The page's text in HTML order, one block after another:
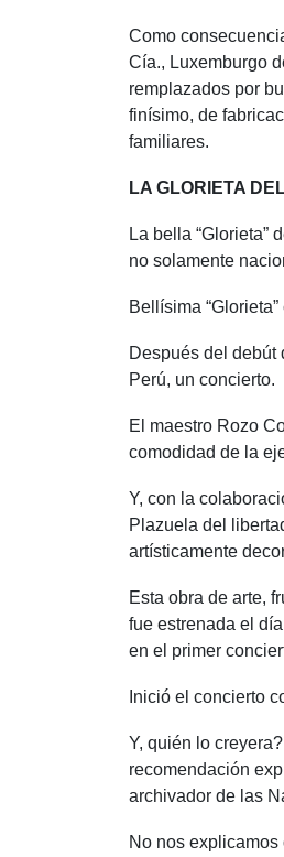
Como
Cía., Luxemburgo
remplazados por
finísimo, de
familiares.
LA GLORIETA
La bella “Glorieta”
no solamente
Bellísima
Después del debút
Perú, un concierto.
El maestro Rozo
comodidad de la
Y, con la
Plazuela del
artísticamente
Esta obra de arte,
fue estrenada el
en el primer
Inició el concierto
Y, quién lo
recomendación
archivador de las
No nos